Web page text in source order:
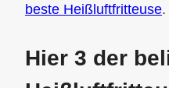
beste Heißluftfritteuse.
Hier 3 der